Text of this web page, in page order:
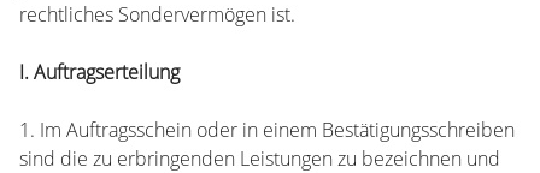
rechtliches Sondervermögen ist.
I. Auftragserteilung
1. Im Auftragsschein oder in einem Bestätigungsschreiben
sind die zu erbringenden Leistungen zu bezeichnen und